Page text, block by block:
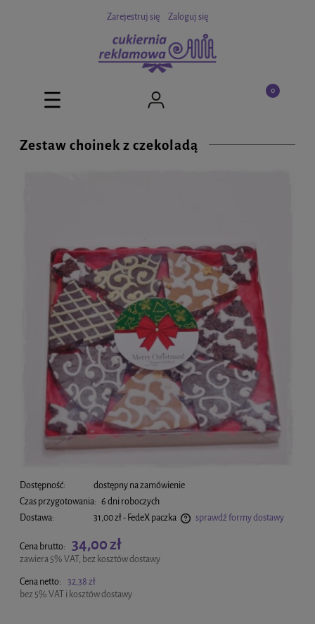
Zarejestruj się Zaloguj się
Zestaw choinek z czekoladą
Dostępność:
dostępny na zamówienie
Czas przygotowania: 6 dni roboczych
Dostawa:
31,00 zł- FedeX paczka sprawdź formy dostawy
Cena brutto: 34,00 zł
zawiera 5% VAT, bez kosztów dostawy
Cena netto: 32,38 zł
bez 5% VAT i kosztów dostawy